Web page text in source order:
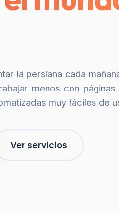
la persiana cada
menos con páginas
muy fáciles de
Ver servicios